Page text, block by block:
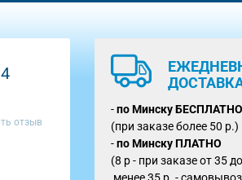
отзыв
-по МинскуБЕСПЛАТНО
(при заказе более 50 р.)
-по Минску ПЛАТНО
(8 р - при заказе от 35